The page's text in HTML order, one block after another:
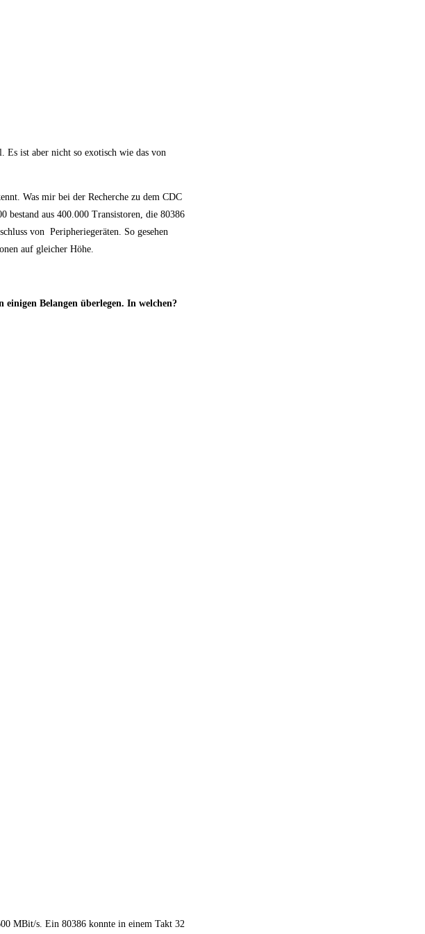
Es ist aber nicht so exotisch wie das von
Was mir bei der Recherche zu dem CDC
bestand aus 400.000 Transistoren, die 80386
von Peripheriegeräten. So gesehen
auf gleicher Höhe.
Belangen überlegen. In welchen?
MBit/s. Ein 80386 konnte in einem Takt 32